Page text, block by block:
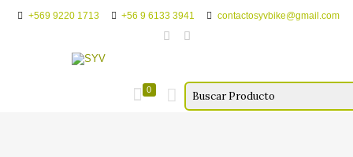
+569 9220 1713 +56 9 6133 3941 contactosyvbike@gmail.com
0